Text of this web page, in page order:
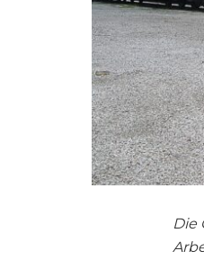
Die